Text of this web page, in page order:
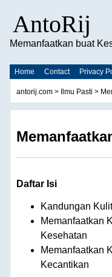
AntoRij
Memanfaatkan buat
Home Contact Privacy
antorij.com > Ilmu Pasti >
Daftar Isi
Kandungan
Memanfaatkan
Kesehatan
Memanfaatkan
Kecantikan